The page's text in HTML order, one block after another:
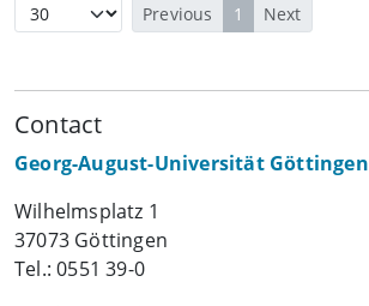
Previous 1 Next
Contact
Georg-August-Universität Göttingen
Wilhelmsplatz 1
37073 Göttingen
Tel.: 0551 39-0